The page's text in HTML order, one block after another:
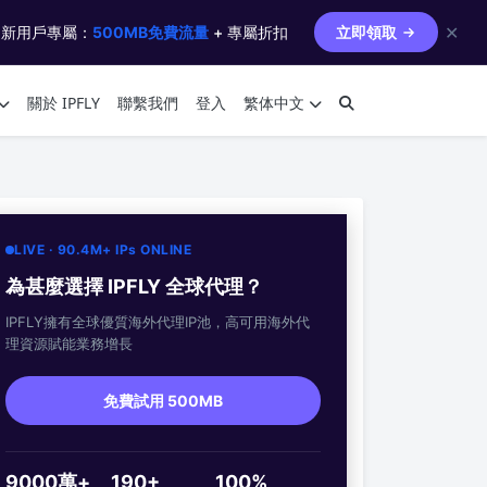
用戶專屬： 500MB免費流量 + 專屬折扣 立即領取 ✕
關於 IPFLY 聯繫我們 登入 繁体中文
LIVE · 90.4M+ IPs ONLINE
為甚麼選擇 IPFLY 全球代理？
IPFLY擁有全球優質海外代理IP池，高可用海外代
理資源賦能業務增長
免費試用 500MB
9000萬+ 190+ 100%